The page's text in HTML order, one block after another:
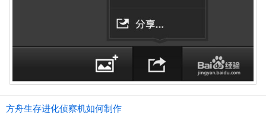
方舟生存进化侦察机如何制作